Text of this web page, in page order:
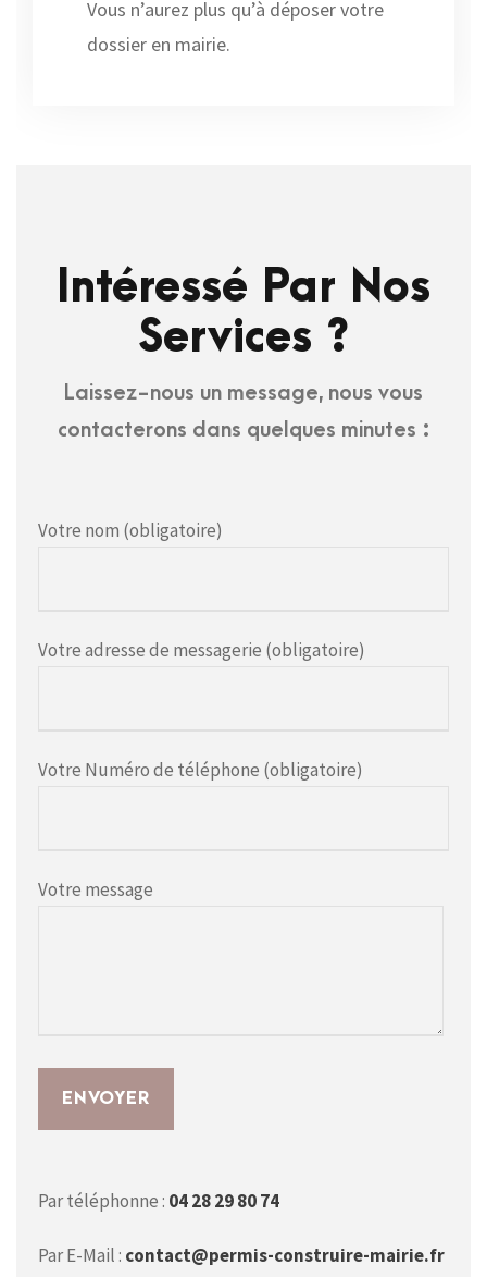
Vous n’aurez plus qu’à déposer votre
dossier en mairie.
Intéressé Par Nos
Services ?
Laissez-nous un message, nous vous
contacterons dans quelques minutes :
Votre nom (obligatoire)
Votre adresse de messagerie (obligatoire)
Votre Numéro de téléphone (obligatoire)
Votre message
Par téléphonne : 04 28 29 80 74
Par E-Mail : contact@permis-construire-mairie.fr